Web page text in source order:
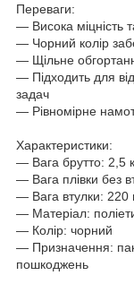
Переваги:
— Висока міцність
— Чорний колір
— Щільне
— Підходить для
задач
— Рівномірне
Характеристики:
— Вага брутто: 2,5
— Вага плівки без
— Вага втулки: 220
— Матеріал:
— Колір: чорний
— Призначення:
пошкоджень